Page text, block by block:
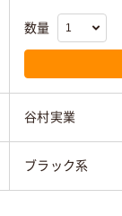
数量
谷村実業
ブラック系